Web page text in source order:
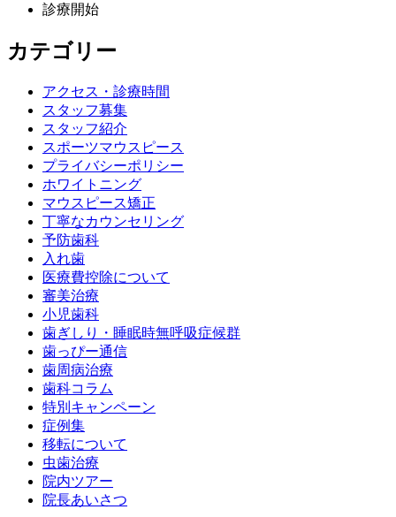
診療開始
カテゴリー
アクセス・診療時間
スタッフ募集
スタッフ紹介
スポーツマウスピース
プライバシーポリシー
ホワイトニング
マウスピース矯正
丁寧なカウンセリング
予防歯科
入れ歯
医療費控除について
審美治療
小児歯科
歯ぎしり・睡眠時無呼吸症候群
歯っぴー通信
歯周病治療
歯科コラム
特別キャンペーン
症例集
移転について
虫歯治療
院内ツアー
院長あいさつ